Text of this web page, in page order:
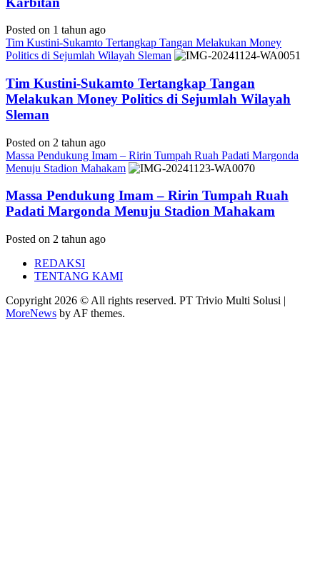
Posted on 1 tahun ago
Tim Kustini-Sukamto Tertangkap Tangan Melakukan Money
Politics di Sejumlah Wilayah Sleman
Tim Kustini-Sukamto Tertangkap Tangan
Melakukan Money Politics di Sejumlah Wilayah
Sleman
Posted on 2 tahun ago
Massa Pendukung Imam – Ririn Tumpah Ruah Padati Margonda
Menuju Stadion Mahakam
Massa Pendukung Imam – Ririn Tumpah Ruah
Padati Margonda Menuju Stadion Mahakam
Posted on 2 tahun ago
REDAKSI
TENTANG KAMI
Copyright 2026 © All rights reserved. PT Trivio Multi Solusi |
MoreNews by AF themes.